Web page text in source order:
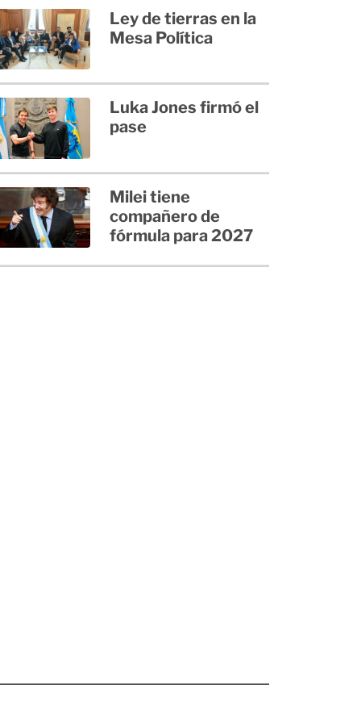
Ley de tierras en la
Mesa Política
Luka Jones firmó el
pase
Milei tiene
compañero de
fórmula para 2027